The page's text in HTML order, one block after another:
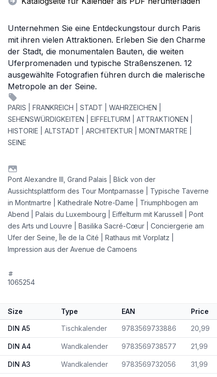
Unternehmen Sie eine Entdeckungstour durch Paris
mit ihren vielen Attraktionen. Erleben Sie den Charme
der Stadt, die monumentalen Bauten, die weiten
Uferpromenaden und typische Straßenszenen. 12
ausgewählte Fotografien führen durch die malerische
Metropole an der Seine.
PARIS | FRANKREICH | STADT | WAHRZEICHEN |
SEHENSWÜRDIGKEITEN | EIFFELTURM | ATTRAKTIONEN |
HISTORIE | ALTSTADT | ARCHITEKTUR | MONTMARTRE |
SEINE
Pont Alexandre III, Grand Palais | Blick von der
Aussichtsplattform des Tour Montparnasse | Typische Taverne
in Montmartre | Kathedrale Notre-Dame | Triumphbogen am
Abend | Palais du Luxembourg | Eiffelturm mit Karussell | Pont
des Arts und Louvre | Basilika Sacré-Cœur | Conciergerie am
Ufer der Seine, Île de la Cité | Rathaus mit Vorplatz |
Impression aus der Avenue de Camoens
1065254
Size Type EAN Price
DIN A5 Tischkalender 9783569733886 20,99
DIN A4 Wandkalender 9783569738577 21,99
DIN A3 Wandkalender 9783569732056 31,99